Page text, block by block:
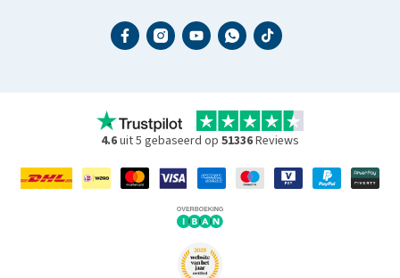
4.6uit 5 gebaseerd op 51336Reviews